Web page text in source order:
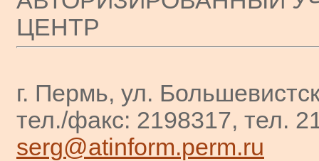
ЦЕНТР
г. Пермь, ул.
тел./факс: 2198317, тел.
serg@atinform.perm.ru